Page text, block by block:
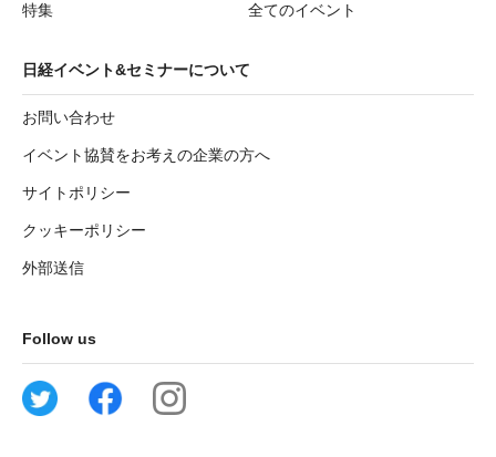
特集
全てのイベント
日経イベント&セミナーについて
お問い合わせ
イベント協賛をお考えの企業の方へ
サイトポリシー
クッキーポリシー
外部送信
Follow us